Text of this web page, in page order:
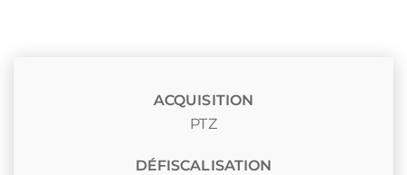
ACQUISITION
PTZ
DÉFISCALISATION